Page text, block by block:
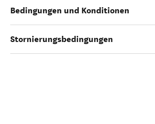
Bedingungen und Konditionen
Stornierungsbedingungen